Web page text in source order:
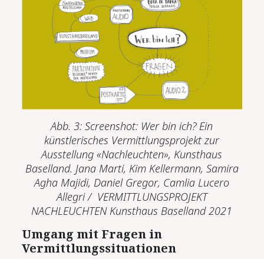
Abb. 3: Screenshot: Wer bin ich? Ein
künstlerisches Vermittlungsprojekt zur
Ausstellung «Nachleuchten», Kunsthaus
Baselland. Jana Marti, Kim Kellermann, Samira
Agha Majidi, Daniel Gregor, Camlia Lucero
Allegri / VERMITTLUNGSPROJEKT
NACHLEUCHTEN Kunsthaus Baselland 2021
Umgang mit Fragen in
Vermittlungssituationen